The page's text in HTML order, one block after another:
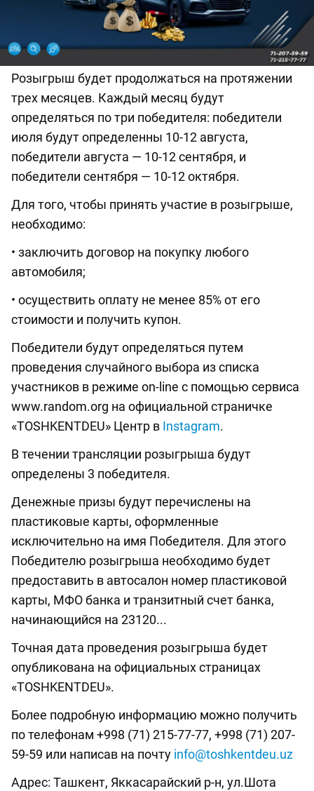
Розыгрыш будет продолжаться на протяжении
трех месяцев. Каждый месяц будут
определяться по три победителя: победители
июля будут определенны 10-12 августа,
победители августа — 10-12 сентября, и
победители сентября — 10-12 октября.
Для того, чтобы принять участие в розыгрыше,
необходимо:
• заключить договор на покупку любого
автомобиля;
• осуществить оплату не менее 85% от его
стоимости и получить купон.
Победители будут определяться путем
проведения случайного выбора из списка
участников в режиме on-line с помощью сервиса
www.random.org на официальной страничке
«TOSHKENTDEU» Центр в Instagram.
В течении трансляции розыгрыша будут
определены 3 победителя.
Денежные призы будут перечислены на
пластиковые карты, оформленные
исключительно на имя Победителя. Для этого
Победителю розыгрыша необходимо будет
предоставить в автосалон номер пластиковой
карты, МФО банка и транзитный счет банка,
начинающийся на 23120...
Точная дата проведения розыгрыша будет
опубликована на официальных страницах
«TOSHKENTDEU».
Более подробную информацию можно получить
по телефонам +998 (71) 215-77-77, +998 (71) 207-
59-59 или написав на почту info@toshkentdeu.uz
Адрес: Ташкент, Яккасарайский р-н, ул.Шота